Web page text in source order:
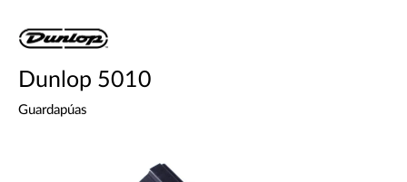
Dunlop 5010
Guardapúas